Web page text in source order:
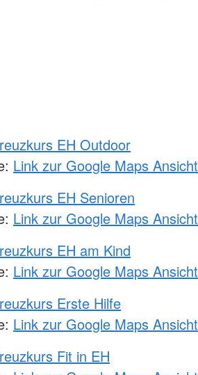
EH Outdoor
Link zur Google Maps Ansicht
EH Senioren
Link zur Google Maps Ansicht
EH am Kind
Link zur Google Maps Ansicht
Erste Hilfe
Link zur Google Maps Ansicht
Fit in EH